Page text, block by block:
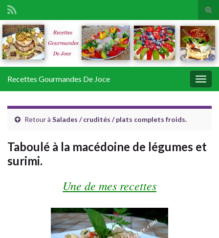
Search for:
Recettes Gourmandes De Joce
Retour à Salades / crudités / plats complets froids.
Taboulé à la macédoine de légumes et
surimi.
Une de mes recettes